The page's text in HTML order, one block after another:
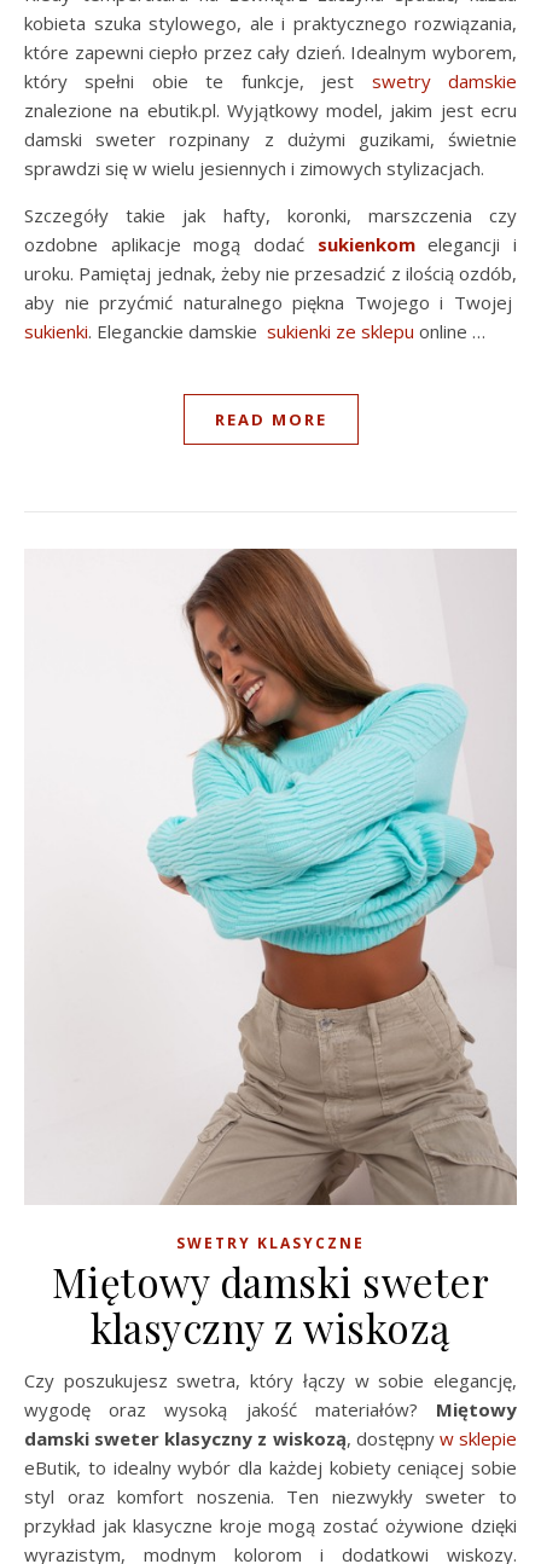
kobieta szuka stylowego, ale i praktycznego rozwiązania,
które zapewni ciepło przez cały dzień. Idealnym wyborem,
który spełni obie te funkcje, jest swetry damskie
znalezione na ebutik.pl. Wyjątkowy model, jakim jest ecru
damski sweter rozpinany z dużymi guzikami, świetnie
sprawdzi się w wielu jesiennych i zimowych stylizacjach.
Szczegóły takie jak hafty, koronki, marszczenia czy
ozdobne aplikacje mogą dodać sukienkomelegancji i
uroku. Pamiętaj jednak, żeby nie przesadzić z ilością ozdób,
aby nie przyćmić naturalnego piękna Twojego i Twojej
sukienki. Eleganckie damskie sukienki ze sklepu online …
READ MORE
SWETRY KLASYCZNE
Miętowy damski sweter
klasyczny z wiskozą
Czy poszukujesz swetra, który łączy w sobie elegancję,
wygodę oraz wysoką jakość materiałów? Miętowy
damski sweter klasyczny z wiskozą, dostępny w sklepie
eButik, to idealny wybór dla każdej kobiety ceniącej sobie
styl oraz komfort noszenia. Ten niezwykły sweter to
przykład jak klasyczne kroje mogą zostać ożywione dzięki
wyrazistym, modnym kolorom i dodatkowi wiskozy.